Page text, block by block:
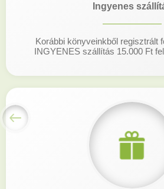
Ingyenes
Korábbi könyveinkből regisztrált
INGYENES szállítás 15.000 Ft